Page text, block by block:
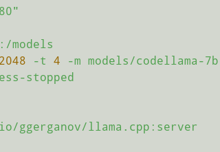
models
2048 -t 4 -m models/codellama-
stopped
ggerganov/llama.cpp:server